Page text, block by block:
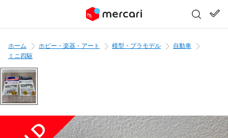
ホーム ホビー・楽器・アート 模型・プラモデル
自動車
ミニ四駆